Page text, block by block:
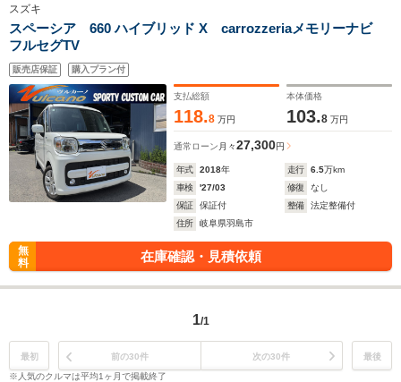
スズキ
スペーシア 660 ハイブリッド X carrozzeriaメモリーナビ
フルセグTV
販売店保証 購入プラン付
支払総額
118.8 万円
本体価格
103.8 万円
通常ローン 月々27,300円
年式 2018年 走行 6.5万km
車検
'27/03 修復
なし
保証
保証付 整備
法定整備付
住所
岐阜県羽島市
無
料
在庫確認・見積依頼
1/1
最初 前の30件 次の30件
最後
※人気のクルマは平均1ヶ月で掲載終了